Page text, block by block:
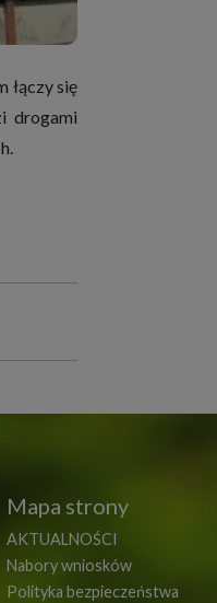
łączy się
drogami
Mapa strony
AKTUALNOŚCI
Nabory wniosków
Polityka bezpieczeństwa